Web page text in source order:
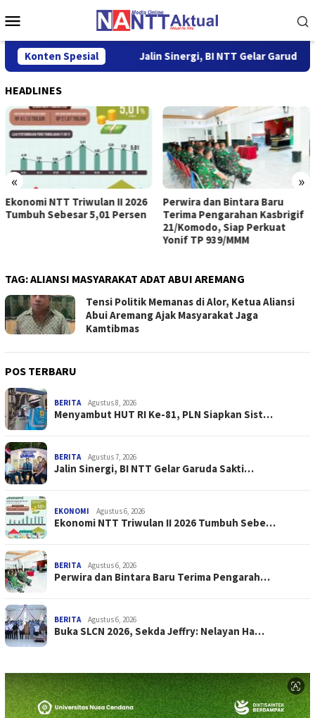
ke
Mobile
Konten Spesial
Kupang Jalin Sinergi, BI NTT Gelar Garuda Sakti
HEADLINES
« »
Ekonomi NTT Triwulan II 2026
Tumbuh Sebesar 5,01 Persen
Perwira dan Bintara Baru
Terima Pengarahan Kasbrigif
21/Komodo, Siap Perkuat
Yonif TP 939/MMM
TAG:ALIANSI MASYARAKAT ADAT ABUI AREMANG
Tensi Politik Memanas di Alor, Ketua Aliansi
Abui Aremang Ajak Masyarakat Jaga
Kamtibmas
POS TERBARU
BERITA Agustus 8, 2026
Menyambut HUT RI Ke-81, PLN Siapkan Sist…
BERITA Agustus 7, 2026
Jalin Sinergi, BI NTT Gelar Garuda Sakti…
EKONOMI Agustus 6, 2026
Ekonomi NTT Triwulan II 2026 Tumbuh Sebe…
BERITA Agustus 6, 2026
Perwira dan Bintara Baru Terima Pengarah…
BERITA Agustus 6, 2026
Buka SLCN 2026, Sekda Jeffry: Nelayan Ha…